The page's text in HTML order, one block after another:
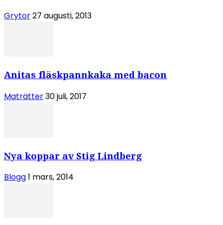
Grytor27 augusti, 2013
Anitas fläskpannkaka med bacon
Maträtter30 juli, 2017
Nya koppar av Stig Lindberg
Blogg1 mars, 2014